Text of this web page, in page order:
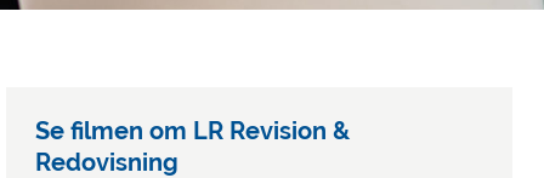
Se filmen om LR Revision &
Redovisning